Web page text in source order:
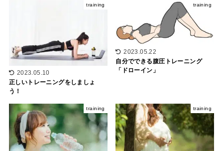
training
2023.05.10
正しいトレーニングをしましょ
う！
training
2023.05.22
自分でできる腹圧トレーニング
「ドローイン」
training training